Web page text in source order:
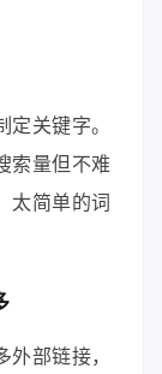
关键字。
索量但不难
太简单的词
部链接，